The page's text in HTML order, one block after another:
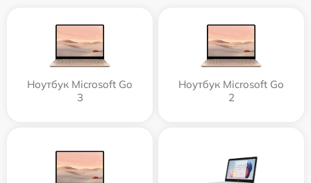
Ноутбук Microsoft Go
3
Ноутбук Microsoft Go
2